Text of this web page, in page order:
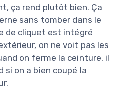
ça rend plutôt bien. Ça
sans tomber dans le
de cliquet est intégré
on ne voit pas les
on ferme la ceinture, il
si on a bien coupé la